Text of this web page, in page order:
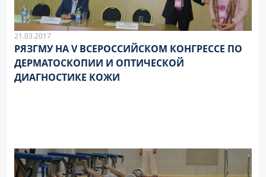
21.03.2017
РЯЗГМУ НА V ВСЕРОССИЙСКОМ КОНГРЕССЕ ПО
ДЕРМАТОСКОПИИ И ОПТИЧЕСКОЙ
ДИАГНОСТИКЕ КОЖИ